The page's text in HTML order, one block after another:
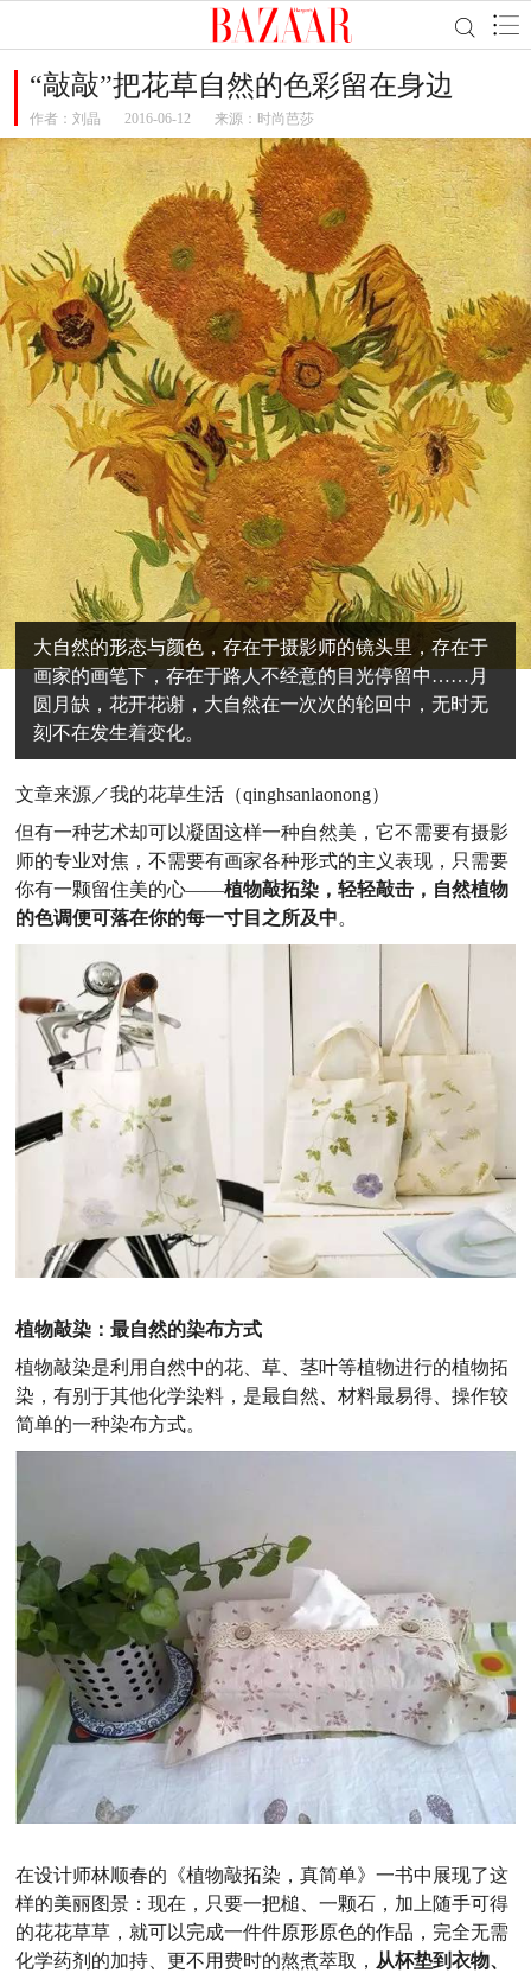
“敲敲”把花草自然的色彩留在身边
作者： 刘晶 2016-06-12 来源：时尚芭莎
大自然的形态与颜色，存在于摄影师的镜头里，存在于
画家的画笔下，存在于路人不经意的目光停留中……月
圆月缺，花开花谢，大自然在一次次的轮回中，无时无
刻不在发生着变化。
文章来源／我的花草生活（qinghsanlaonong）
但有一种艺术却可以凝固这样一种自然美，它不需要有摄影
师的专业对焦，不需要有画家各种形式的主义表现，只需要
你有一颗留住美的心——植物敲拓染，轻轻敲击，自然植物
的色调便可落在你的每一寸目之所及中。
植物敲染：最自然的染布方式
植物敲染是利用自然中的花、草、茎叶等植物进行的植物拓
染，有别于其他化学染料，是最自然、材料最易得、操作较
简单的一种染布方式。
在设计师林顺春的《植物敲拓染，真简单》一书中展现了这
样的美丽图景：现在，只要一把槌、一颗石，加上随手可得
的花花草草，就可以完成一件件原形原色的作品，完全无需
化学药剂的加持、更不用费时的熬煮萃取， 从杯垫到衣物、